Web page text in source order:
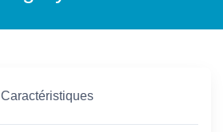
Caractéristiques